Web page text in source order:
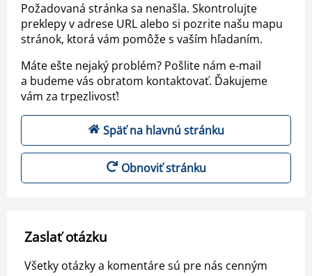
Požadovaná stránka sa nenašla. Skontrolujte
preklepy v adrese URL alebo si pozrite našu mapu
stránok, ktorá vám pomôže s vaším hľadaním.
Máte ešte nejaký problém? Pošlite nám e-mail
a budeme vás obratom kontaktovať. Ďakujeme
vám za trpezlivosť!
Späť na hlavnú stránku
Obnoviť stránku
Zaslať otázku
Všetky otázky a komentáre sú pre nás cenným